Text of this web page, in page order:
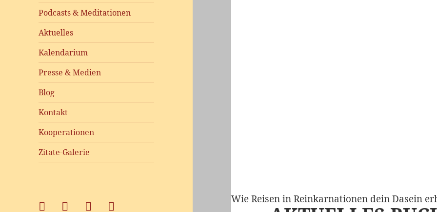
Podcasts & Meditationen
Aktuelles
Kalendarium
Presse & Medien
Blog
Kontakt
Kooperationen
Zitate-Galerie
Facebook
xing Instagram
#2368
Wie Reisen in Reinkarnationen dein Dasein